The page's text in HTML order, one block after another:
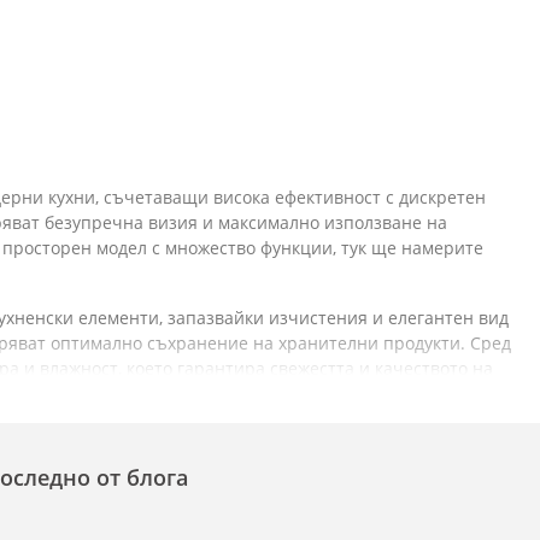
кухни, съчетаващи висока ефективност с дискретен
безупречна визия и максимално използване на
модел с множество функции, тук ще намерите
елементи, запазвайки изчистения и елегантен вид
оптимално съхранение на хранителни продукти. Сред
влажност, което гарантира свежестта и качеството на
бързо охлаждане, зони с контролирана температура за
от блога